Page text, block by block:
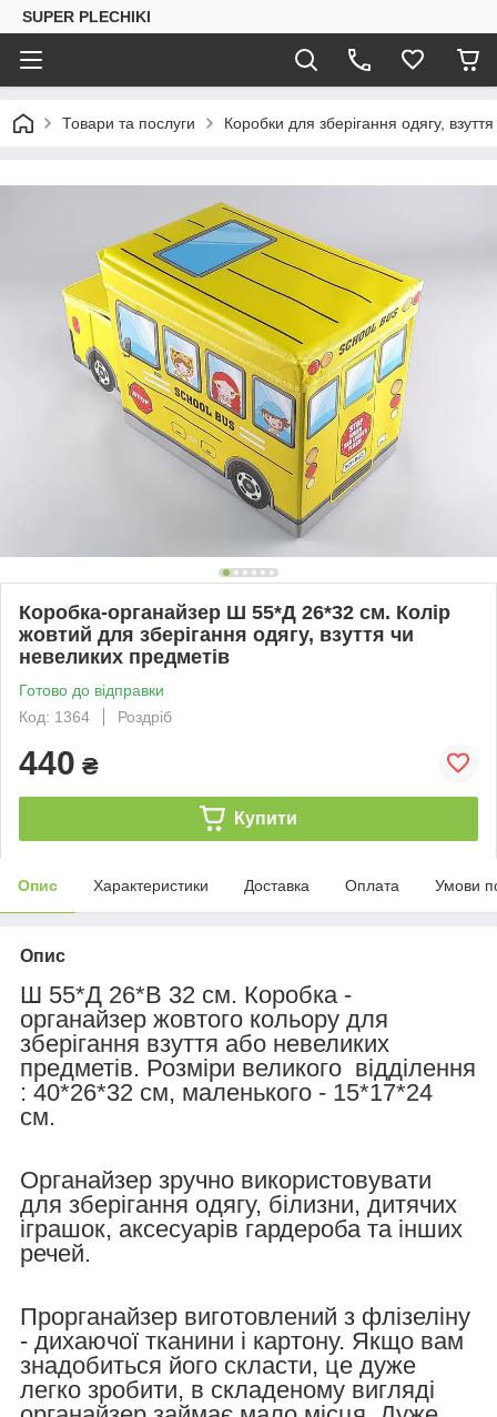
SUPER PLECHIKI
Товари та послуги Коробки для зберігання одягу,
Коробка-органайзер Ш 55*Д 26*32 см. Колір
жовтий для зберігання одягу, взуття чи
невеликих предметів
Готово до відправки
Код: 1364
Роздріб
440 ₴
Купити
Опис Характеристики Доставка Оплата Умови
Опис
Ш 55*Д 26*В 32 см. Коробка -
органайзер жовтого кольору для
зберігання взуття або невеликих
предметів. Розміри великого відділення
: 40*26*32 см, маленького - 15*17*24
см.
Органайзер зручно використовувати
для зберігання одягу, білизни, дитячих
іграшок, аксесуарів гардероба та інших
речей.
Прорганайзер виготовлений з флізеліну
- дихаючої тканини і картону. Якщо вам
знадобиться його скласти, це дуже
легко зробити, в складеному вигляді